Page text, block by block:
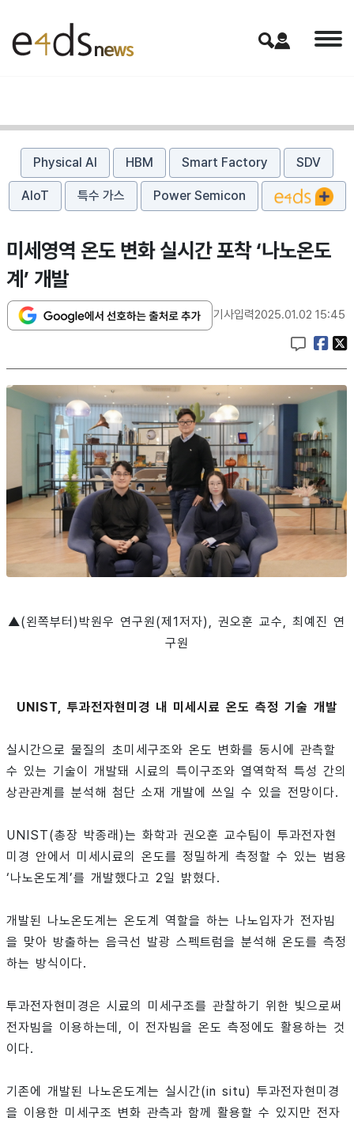
Physical AI HBM Smart Factory SDV
AIoT 특수 가스 Power Semicon
미세영역 온도 변화 실시간 포착 ‘나노온도
계’ 개발
기사입력2025.01.02 15:45
▲(왼쪽부터)박원우 연구원(제1저자), 권오훈 교수, 최예진 연
구원
UNIST, 투과전자현미경 내 미세시료 온도 측정 기술 개발
실시간으로 물질의 초미세구조와 온도 변화를 동시에 관측할
수 있는 기술이 개발돼 시료의 특이구조와 열역학적 특성 간의
상관관계를 분석해 첨단 소재 개발에 쓰일 수 있을 전망이다.
UNIST(총장 박종래)는 화학과 권오훈 교수팀이 투과전자현
미경 안에서 미세시료의 온도를 정밀하게 측정할 수 있는 범용
‘나노온도계’를 개발했다고 2일 밝혔다.
개발된 나노온도계는 온도계 역할을 하는 나노입자가 전자빔
을 맞아 방출하는 음극선 발광 스펙트럼을 분석해 온도를 측정
하는 방식이다.
투과전자현미경은 시료의 미세구조를 관찰하기 위한 빛으로써
전자빔을 이용하는데, 이 전자빔을 온도 측정에도 활용하는 것
이다.
기존에 개발된 나노온도계는 실시간(in situ) 투과전자현미경
을 이용한 미세구조 변화 관측과 함께 활용할 수 있지만 전자